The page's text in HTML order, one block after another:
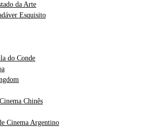
da Arte
Esquisito
do Conde
Chinês
Cinema Argentino